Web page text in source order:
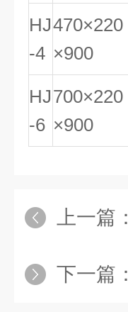
HJ
-4
470×220
×900
HJ
-6
700×220
×900
上一篇：
下一篇：